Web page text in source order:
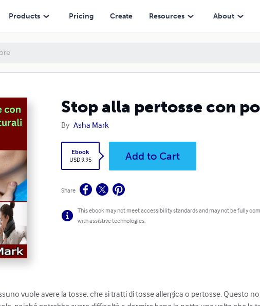
Products Pricing Create Resources About
Stop alla pertosse con
By Asha Mark
Ebook
USD 9.95
Add to Cart
Share
This ebook may not meet accessibility standards and may not be fully
with assistive technologies.
vuole avere la tosse, che si tratti di tosse allergica o pertosse. Questo
e casalinghi